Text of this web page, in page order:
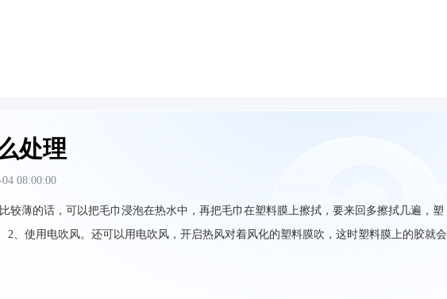
处理
08:00:00
较薄的话，可以把毛巾浸泡在热水中，再把毛巾在塑料膜上擦拭，要来回多擦拭几遍，塑
2、使用电吹风。还可以用电吹风，开启热风对着风化的塑料膜吹，这时塑料膜上的胶就会